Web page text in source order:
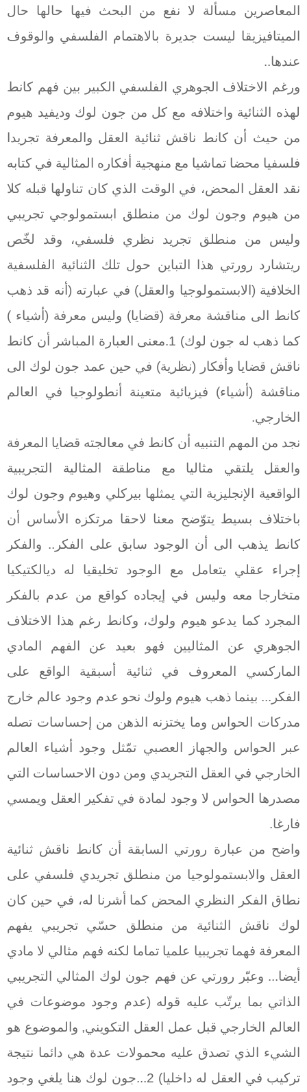
المعاصرين مسألة لا نفع من البحث فيها حالها حال
الميتافيزيقا ليست جديرة بالاهتمام الفلسفي والوقوف
عندها..
ورغم الاختلاف الجوهري الفلسفي الكبير بين فهم كانط
لهذه الثنائية واختلافه مع كل من جون لوك وديفيد هيوم
من حيث أن كانط ناقش ثنائية العقل والمعرفة تجريدا
فلسفيا محضا تماشيا مع منهجية أفكاره المثالية في كتابه
نقد العقل المحض، في الوقت الذي كان تناولها قبله كلا
من هيوم وجون لوك من منطلق ابستمولوجي تجريبي
وليس من منطلق تجريد نظري فلسفي، وقد لخّص
ريتشارد رورتي هذا التباين حول تلك الثنائية الفلسفية
الخلافية (الابستمولوجيا والعقل) في عبارته (أنه قد ذهب
كانط الى مناقشة معرفة (قضايا) وليس معرفة (أشياء )
كما ذهب له جون لوك) 1.معنى العبارة المباشر أن كانط
ناقش قضايا وأفكار (نظرية) في حين عمد جون لوك الى
مناقشة (أشياء) فيزيائية متعينة أنطولوجيا في العالم
الخارجي.
نجد من المهم التنبيه أن كانط في معالجته قضايا المعرفة
والعقل يلتقي مثاليا مع مناطقة المثالية التجريبية
الواقعية الإنجليزية التي يمثلها بيركلي وهيوم وجون لوك
باختلاف بسيط يتوّضح معنا لاحقا مرتكزه الأساس أن
كانط يذهب الى أن الوجود سابق على الفكر.. والفكر
إجراء عقلي يتعامل مع الوجود تخليقيا له ديالكتيكيا
متخارجا معه وليس في إيجاده كواقع من عدم بالفكر
المجرد كما يدعو هيوم ولوك، وكانط رغم هذا الاختلاف
الجوهري عن المثاليين فهو بعيد عن الفهم المادي
الماركسي المعروف في ثنائية أسبقية الواقع على
الفكر... بينما ذهب هيوم ولوك نحو عدم وجود عالم خارج
مدركات الحواس وما يختزنه الذهن من إحساسات تصله
عبر الحواس والجهاز العصبي تمّثل وجود أشياء العالم
الخارجي في العقل التجريدي ومن دون الاحساسات التي
مصدرها الحواس لا وجود لمادة في تفكير العقل ويمسي
فارغا.
واضح من عبارة رورتي السابقة أن كانط ناقش ثنائية
العقل والابستمولوجيا من منطلق تجريدي فلسفي على
نطاق الفكر النظري المحض كما أشرنا له، في حين كان
لوك ناقش الثنائية من منطلق حسّي تجريبي يفهم
المعرفة فهما تجريبيا علميا تماما لكنه فهم مثالي لا مادي
أيضا... وعبّر رورتي عن فهم جون لوك المثالي التجريبي
الذاتي بما يرتّب عليه قوله (عدم وجود موضوعات في
العالم الخارجي قبل عمل العقل التكويني, والموضوع هو
الشيء الذي تصدق عليه محمولات عدة هي دائما نتيجة
تركيب في العقل له داخليا) 2...جون لوك هنا يلغي وجود